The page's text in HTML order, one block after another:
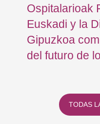
Ospitalarioak
Euskadi y la
Gipuzkoa
del futuro de
TODAS